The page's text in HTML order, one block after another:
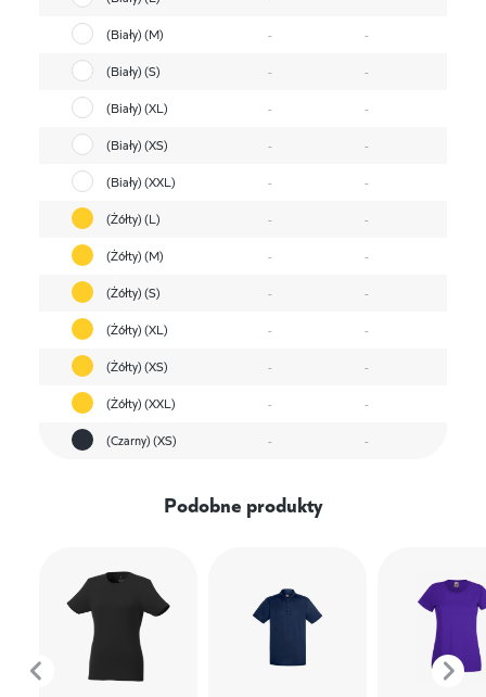
(Biały) (M)
-
-
(Biały) (S)
-
-
(Biały) (XL)
-
-
(Biały) (XS)
-
-
(Biały) (XXL)
-
-
(Żółty) (L)
-
-
(Żółty) (M)
-
-
(Żółty) (S)
-
-
(Żółty) (XL)
-
-
(Żółty) (XS)
-
-
(Żółty) (XXL)
-
-
(Czarny) (XS)
- -
Podobne produkty